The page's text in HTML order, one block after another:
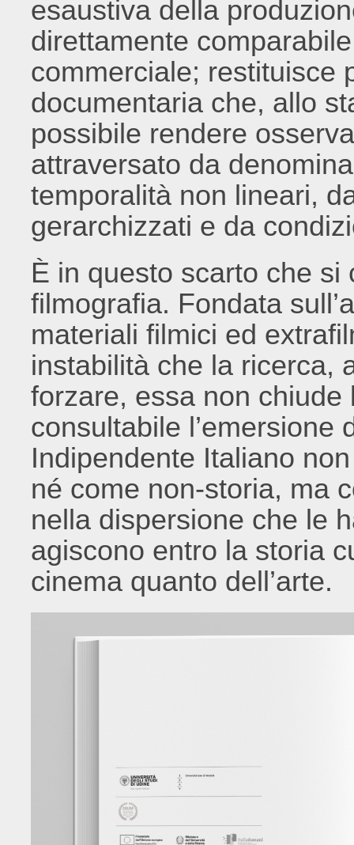
esaustiva della
direttamente
commerciale; restituisce
documentaria che, allo
possibile rendere
attraversato da
temporalità non lineari,
gerarchizzati e da
È in questo scarto che
filmografia. Fondata
materiali filmici ed
instabilità che la ricerca,
forzare, essa non
consultabile l’emersione
Indipendente Italiano
né come non-storia, ma
nella dispersione che le
agiscono entro la storia
cinema quanto dell’arte.